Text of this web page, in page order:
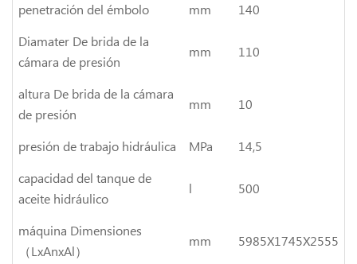
penetración del émbolo mm
140
Diamater De brida de la
cámara de presión
mm 110
altura De brida de la cámara
de presión
mm 10
presión de trabajo hidráulica MPa
14,5
capacidad del tanque de
aceite hidráulico
l 500
máquina Dimensiones
（LxAnxAl）
mm 5985X1745X2555